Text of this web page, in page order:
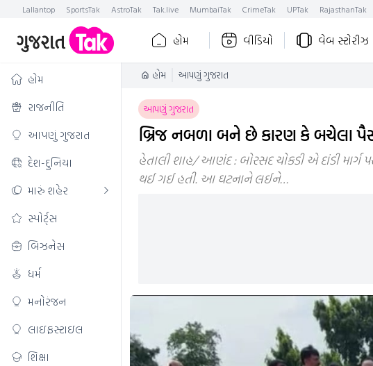
Lallantop SportsTak AstroTak Tak.live MumbaiTak CrimeTak UPTak RajasthanTak
હોમ વીડિયો વેબ સ્ટોરીઝ
હોમ
રાજનીતિ
આપણું ગુજરાત
દેશ-દુનિયા
મારું શહેર
સ્પોર્ટ્સ
બિઝનેસ
ધર્મ
મનોરંજન
લાઇફસ્ટાઇલ
શિક્ષા
હોમ આપણું ગુજરાત
આપણું ગુજરાત
બ્રિજ નબળા બને છે કારણ કે બચેલા
હેતાલી શાહ/ આણંદ : બોરસદ ચોકડી એ દાંડી
થઈ ગઈ હતી. આ ઘટનાને લઈને…